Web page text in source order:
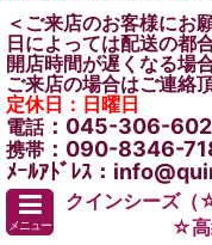
＜ご来店のお客様にお
日によっては配送の都
開店時間が遅くなる場
ご来店の場合はご連絡
定休日：日曜日
電話：045-306-
携帯 ：090-8346-
ﾒｰﾙｱﾄﾞﾚｽ：
メニュー
クインシーズ
☆高